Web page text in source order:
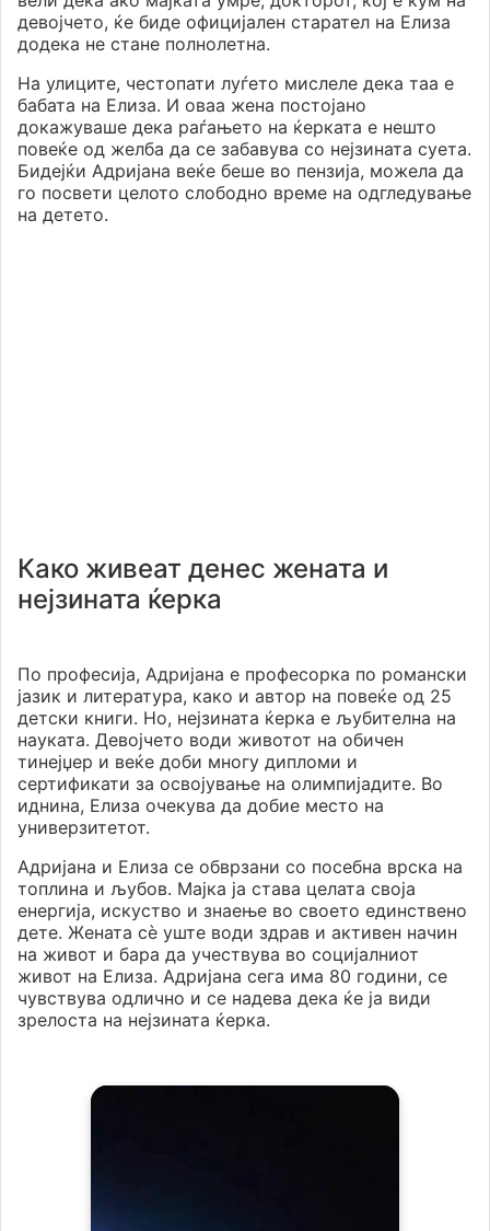
девојчето, ќе биде официјален старател на Елиза
додека не стане полнолетна.
На улиците, честопати луѓето мислеле дека таа е
бабата на Елиза. И оваа жена постојано
докажуваше дека раѓањето на ќерката е нешто
повеќе од желба да се забавува со нејзината суета.
Бидејќи Адријана веќе беше во пензија, можела да
го посвети целото слободно време на одгледување
на детето.
Како живеат денес жената и
нејзината ќерка
По професија, Адријана е професорка по романски
јазик и литература, како и автор на повеќе од 25
детски книги. Но, нејзината ќерка е љубителна на
науката. Девојчето води животот на обичен
тинејџер и веќе доби многу дипломи и
сертификати за освојување на олимпијадите. Во
иднина, Елиза очекува да добие место на
универзитетот.
Адријана и Елиза се обврзани со посебна врска на
топлина и љубов. Мајка ја става целата своја
енергија, искуство и знаење во своето единствено
дете. Жената сè уште води здрав и активен начин
на живот и бара да учествува во социјалниот
живот на Елиза. Адријана сега има 80 години, се
чувствува одлично и се надева дека ќе ја види
зрелоста на нејзината ќерка.